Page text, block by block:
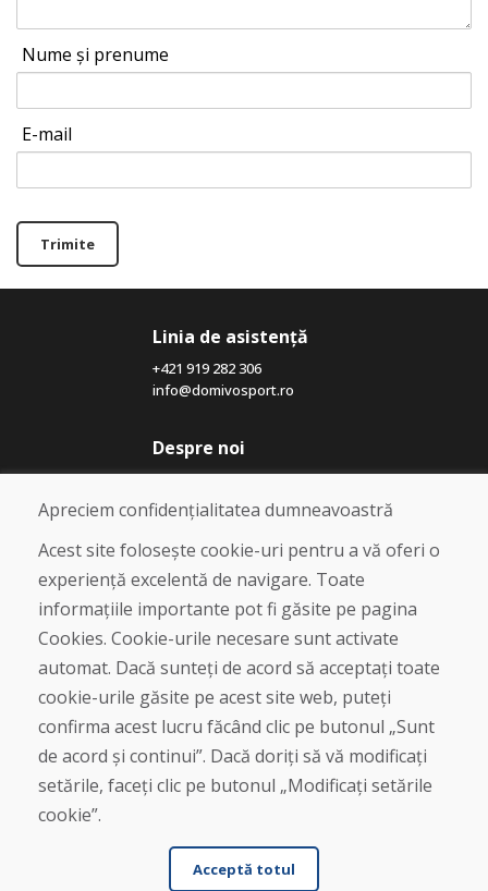
Nume și prenume
E-mail
Trimite
Linia de asistență
+421 919 282 306
info@domivosport.ro
Despre noi
Blog
Despre noi
Magazin
Contact
Cumpărare
Magazin online
Livrare și plată
Plângere
Retur și schimb de mărfuri
Protecția datelor cu caracter personal
Cookies
Apreciem confidențialitatea dumneavoastră
Acest site folosește cookie-uri pentru a vă oferi o
experiență excelentă de navigare. Toate
informațiile importante pot fi găsite pe pagina
Cookies. Cookie-urile necesare sunt activate
automat. Dacă sunteți de acord să acceptați toate
cookie-urile găsite pe acest site web, puteți
confirma acest lucru făcând clic pe butonul „Sunt
de acord și continui”. Dacă doriți să vă modificați
setările, faceți clic pe butonul „Modificați setările
cookie”.
Acceptă totul